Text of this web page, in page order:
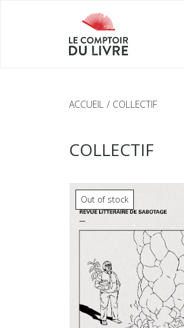
ACCUEIL COLLECTIF
COLLECTIF
Out of stock